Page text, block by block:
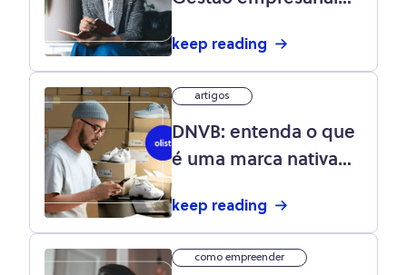
médios negócios:
keep reading
artigos
DNVB: entenda o que
é uma marca nativa
keep reading
como empreender